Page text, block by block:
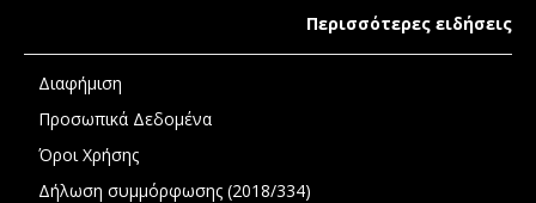
Περισσότερες ειδήσεις
Διαφήμιση
Προσωπικά Δεδομένα
Όροι Χρήσης
Δήλωση συμμόρφωσης (2018/334)